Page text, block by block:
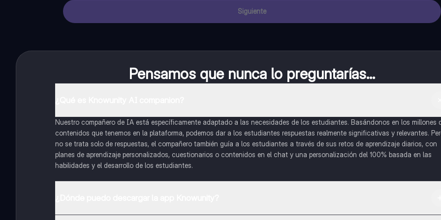
Siguiente
Pensamos que nunca lo preguntarías...
Nuestro compañero de IA está específicamente adaptado a las necesidades de los estudiantes. Basándonos en los millones
contenidos que tenemos en la plataforma, podemos dar a los estudiantes respuestas realmente significativas y relevantes.
no se trata solo de respuestas, el compañero también guía a los estudiantes a través de sus retos de aprendizaje diarios, con
planes de aprendizaje personalizados, cuestionarios o contenidos en el chat y una personalización del 100% basada en las
habilidades y el desarrollo de los estudiantes.